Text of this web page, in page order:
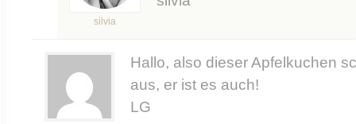
silvia
Hallo, also dieser Apfelkuchen
aus, er ist es auch!
LG